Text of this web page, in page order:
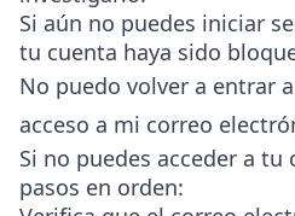
Si aún no puedes iniciar
tu cuenta haya sido
No puedo volver a entrar
acceso a mi correo
Si no puedes acceder a tu
pasos en orden: